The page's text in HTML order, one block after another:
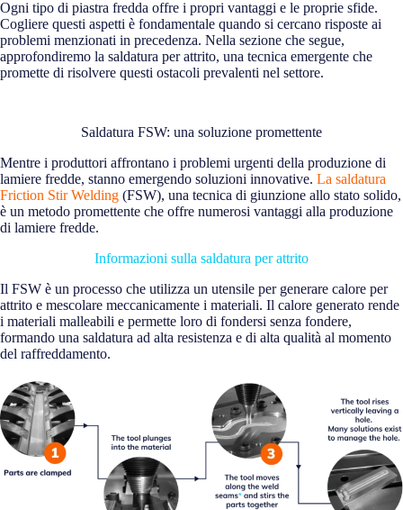
Ogni tipo di piastra fredda offre i propri vantaggi e le proprie sfide.
Cogliere questi aspetti è fondamentale quando si cercano risposte ai
problemi menzionati in precedenza. Nella sezione che segue,
approfondiremo la saldatura per attrito, una tecnica emergente che
promette di risolvere questi ostacoli prevalenti nel settore.
Saldatura FSW: una soluzione promettente
Mentre i produttori affrontano i problemi urgenti della produzione di
lamiere fredde, stanno emergendo soluzioni innovative. La saldatura
Friction Stir Welding (FSW), una tecnica di giunzione allo stato solido,
è un metodo promettente che offre numerosi vantaggi alla produzione
di lamiere fredde.
Informazioni sulla saldatura per attrito
Il FSW è un processo che utilizza un utensile per generare calore per
attrito e mescolare meccanicamente i materiali. Il calore generato rende
i materiali malleabili e permette loro di fondersi senza fondere,
formando una saldatura ad alta resistenza e di alta qualità al momento
del raffreddamento.